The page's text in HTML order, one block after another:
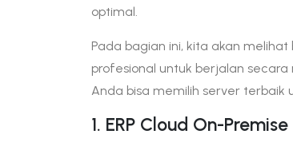
optimal.
Pada bagian ini, kita akan
profesional untuk berjalan
Anda bisa memilih server terbaik
1. ERP Cloud On-